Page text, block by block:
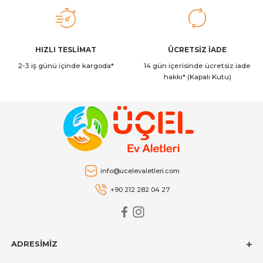
2.349,00 TL
Stanley The AeroLight™ Transit Mug | 0.35L | Dew Drop
Stanley The AeroLight™ Transit Mug | 0.47L | Cranberry
Stanley The All-Day Madeleine Midi Soğutucu Çantası I 14 LT I
HIZLI TESLİMAT
2-3 iş günü içinde kargoda*
ÜCRETSİZ İADE
14 gün içerisinde ücretsiz iade
hakkı* (Kapalı Kutu)
info@ucelevaletleri.com
+90 212 282 04 27
ADRESİMİZ